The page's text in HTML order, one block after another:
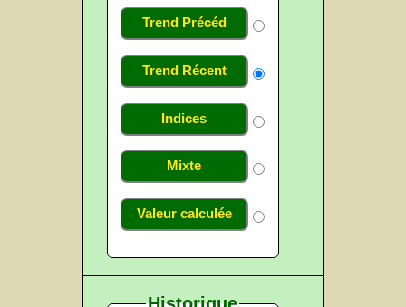
Trend Précéd
Trend Récent
Indices
Mixte
Valeur calculée
Historique